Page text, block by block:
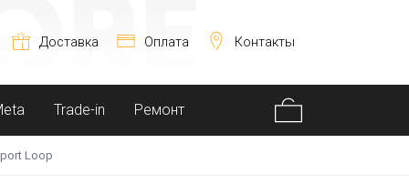
Доставка Оплата Контакты
Trade-in Ремонт
Loop